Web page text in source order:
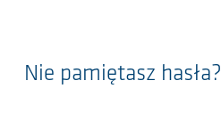
Nie pamiętasz hasła?